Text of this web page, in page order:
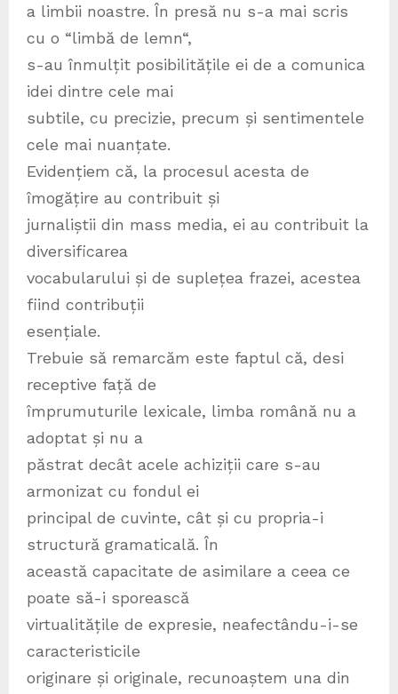
a limbii noastre. În presă nu s-a mai scris
cu o “limbă de lemn“,
s-au înmulțit posibilitățile ei de a comunica
idei dintre cele mai
subtile, cu precizie, precum și sentimentele
cele mai nuanțate.
Evidențiem că, la procesul acesta de
îmogățire au contribuit și
jurnaliștii din mass media, ei au contribuit la
diversificarea
vocabularului și de suplețea frazei, acestea
fiind contribuții
esențiale.
Trebuie să remarcăm este faptul că, desi
receptive față de
împrumuturile lexicale, limba română nu a
adoptat și nu a
păstrat decât acele achiziții care s-au
armonizat cu fondul ei
principal de cuvinte, cât și cu propria-i
structură gramaticală. În
această capacitate de asimilare a ceea ce
poate să-i sporească
virtualitățile de expresie, neafectându-i-se
caracteristicile
originare și originale, recunoaștem una din